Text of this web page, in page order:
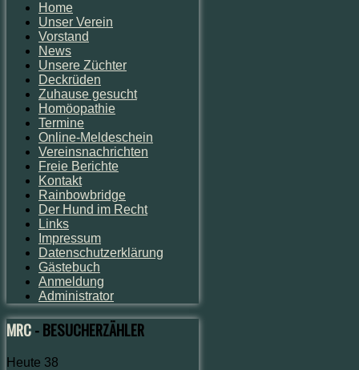
Home
Unser Verein
Vorstand
News
Unsere Züchter
Deckrüden
Zuhause gesucht
Homöopathie
Termine
Online-Meldeschein
Vereinsnachrichten
Freie Berichte
Kontakt
Rainbowbridge
Der Hund im Recht
Links
Impressum
Datenschutzerklärung
Gästebuch
Anmeldung
Administrator
MRC- BESUCHERZÄHLER
Heute 38